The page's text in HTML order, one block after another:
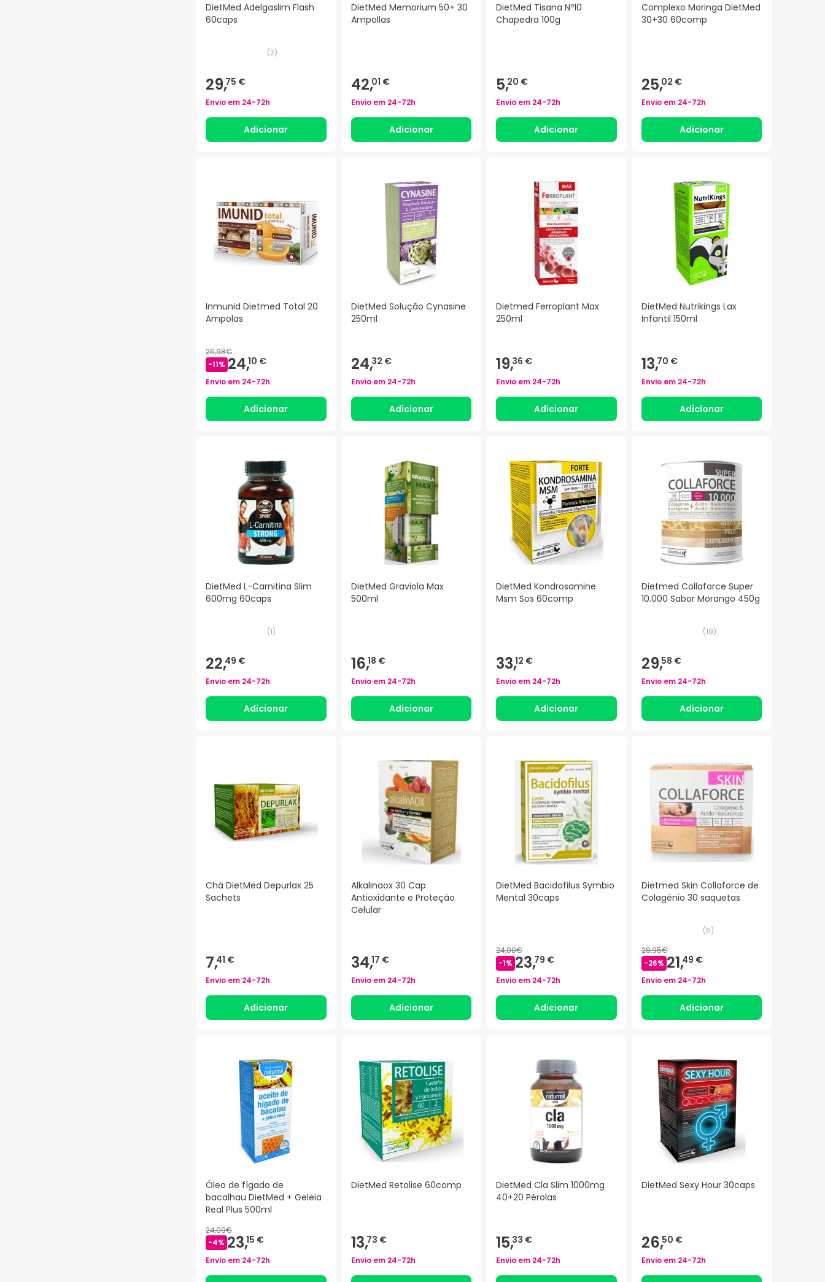
DietMed Adelgaslim Flash
60caps
(2)
29,75 €
Envio em 24-72h
Adicionar
DietMed Memorium 50+ 30
Ampollas
42,01 €
Envio em 24-72h
Adicionar
DietMed Tisana Nº10
Chapedra 100g
5,20 €
Envio em 24-72h
Adicionar
Complexo Moringa DietMed
30+30 60comp
25,02 €
Envio em 24-72h
Adicionar
Inmunid Dietmed Total 20
Ampolas
26,98€
-11% 24,10 €
Envio em 24-72h
Adicionar
DietMed Solução Cynasine
250ml
24,32 €
Envio em 24-72h
Adicionar
Dietmed Ferroplant Max
250ml
19,36 €
Envio em 24-72h
Adicionar
DietMed Nutrikings Lax
Infantil 150ml
13,70 €
Envio em 24-72h
Adicionar
DietMed L-Carnitina Slim
600mg 60caps
(1)
22,49 €
Envio em 24-72h
Adicionar
DietMed Graviola Max
500ml
16,18 €
Envio em 24-72h
Adicionar
DietMed Kondrosamine
Msm Sos 60comp
33,12 €
Envio em 24-72h
Adicionar
Dietmed Collaforce Super
10.000 Sabor Morango 450g
(19)
29,58 €
Envio em 24-72h
Adicionar
Chá DietMed Depurlax 25
Sachets
7,41 €
Envio em 24-72h
Adicionar
Alkalinaox 30 Cap
Antioxidante e Proteção
Celular
34,17 €
Envio em 24-72h
Adicionar
DietMed Bacidofilus Symbio
Mental 30caps
24,00€
-1% 23,79 €
Envio em 24-72h
Adicionar
Dietmed Skin Collaforce de
Colagénio 30 saquetas
(6)
28,95€
-26% 21,49 €
Envio em 24-72h
Adicionar
Óleo de fígado de
bacalhau DietMed + Geleia
Real Plus 500ml
24,09€
-4% 23,15 €
Envio em 24-72h
DietMed Retolise 60comp
13,73 €
Envio em 24-72h
DietMed Cla Slim 1000mg
40+20 Pérolas
15,33 €
Envio em 24-72h
DietMed Sexy Hour 30caps
26,50 €
Envio em 24-72h